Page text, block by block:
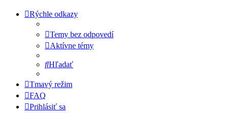
Rýchle odkazy
Temy bez odpovedí
Aktívne témy
Hľadať
Tmavý režim
FAQ
Prihlásiť sa